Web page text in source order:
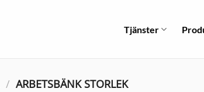
Tjänster
/ ARBETSBÄNK STORLEK